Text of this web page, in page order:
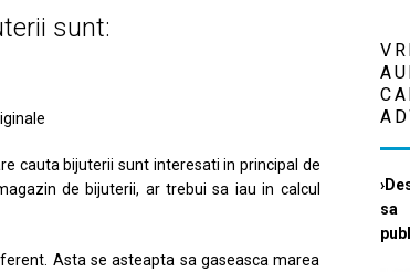
sunt:
cauta bijuterii sunt interesati in principal de
de bijuterii, ar trebui sa iau in calcul
Asta se asteapta sa gaseasca marea
sa